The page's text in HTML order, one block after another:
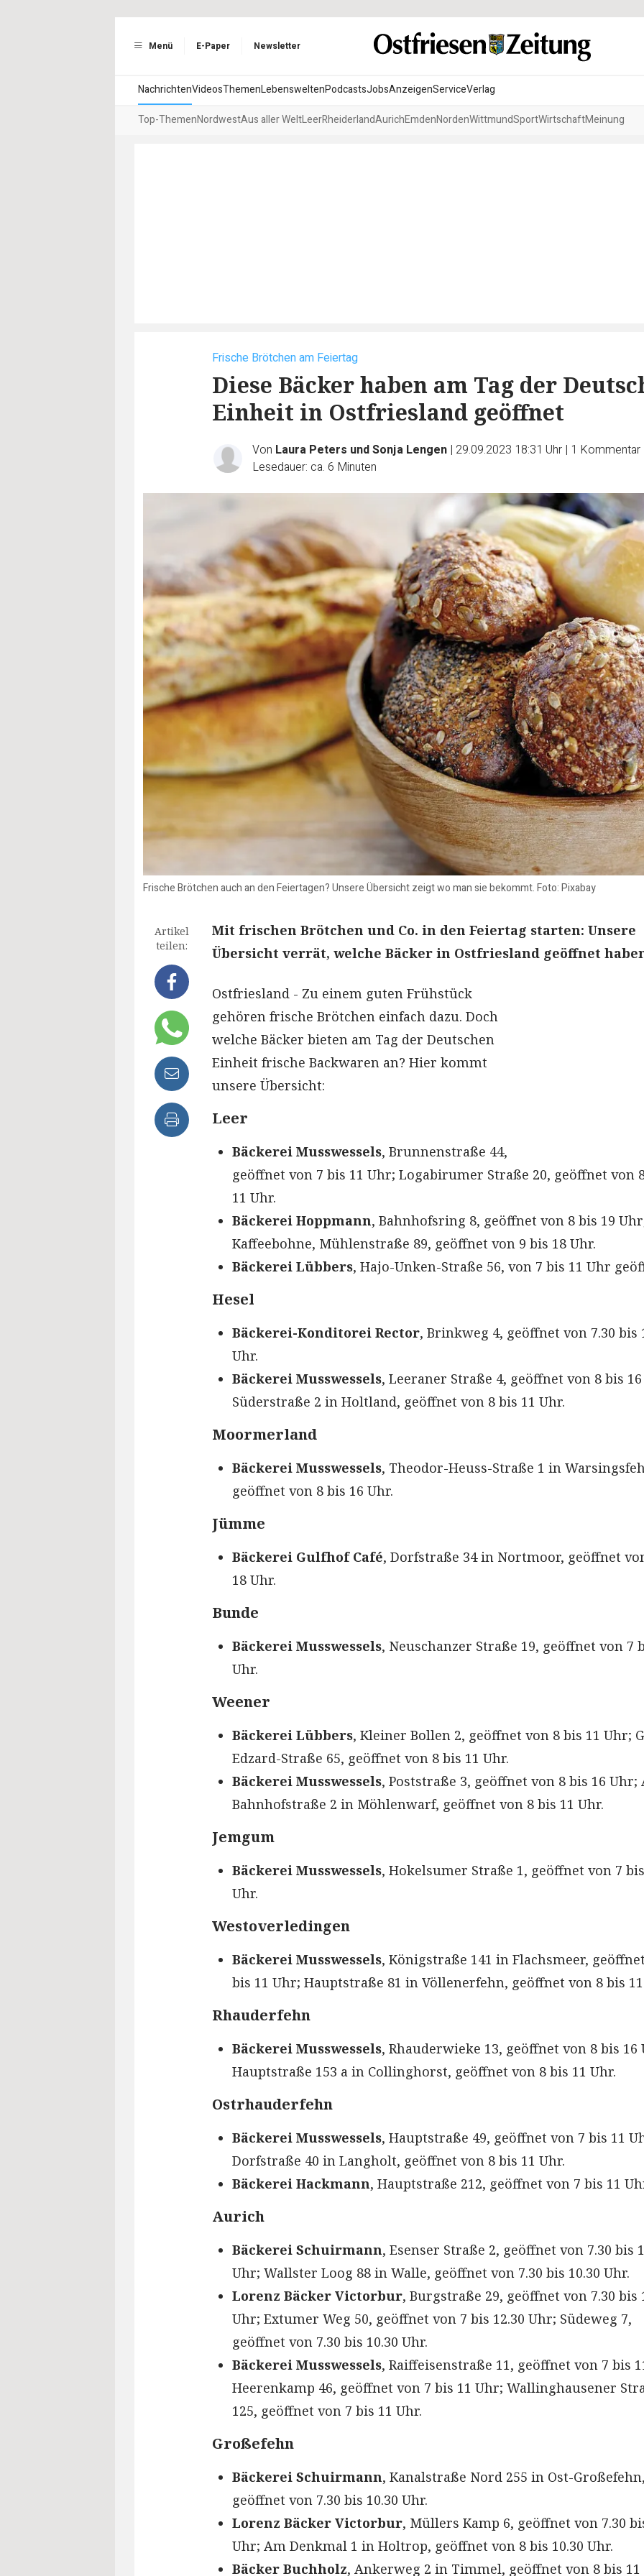
Menü E-Paper Newsletter
NachrichtenVideosThemenLebensweltenPodcastsJobsAnzeigenServiceVerlag
Top-ThemenNordwestAus aller WeltLeerRheiderlandAurichEmdenNordenWittmundSportWirtschaftMeinung
Frische Brötchen am Feiertag
Diese Bäcker haben am Tag der
Einheit in Ostfriesland geöffnet
Von Laura Peters und Sonja Lengen | 29.09.2023 18:31 Uhr | 1 Kommentar
Lesedauer: ca. 6 Minuten
Frische Brötchen auch an den Feiertagen? Unsere Übersicht zeigt wo man sie bekommt. Foto: Pixabay
Artikel
teilen:
Mit frischen Brötchen und Co. in den Feiertag starten: Unsere
Übersicht verrät, welche Bäcker in Ostfriesland geöffnet
Ostfriesland - Zu einem guten Frühstück
gehören frische Brötchen einfach dazu. Doch
welche Bäcker bieten am Tag der Deutschen
Einheit frische Backwaren an? Hier kommt
unsere Übersicht:
Leer
Bäckerei Musswessels, Brunnenstraße 44,
geöffnet von 7 bis 11 Uhr; Logabirumer Straße 20, geöffnet von
11 Uhr.
Bäckerei Hoppmann, Bahnhofsring 8, geöffnet von 8 bis 19
Kaffeebohne, Mühlenstraße 89, geöffnet von 9 bis 18 Uhr.
Bäckerei Lübbers, Hajo-Unken-Straße 56, von 7 bis 11 Uhr
Hesel
Bäckerei-Konditorei Rector, Brinkweg 4, geöffnet von 7.30 bis
Uhr.
Bäckerei Musswessels, Leeraner Straße 4, geöffnet von 8 bis
Süderstraße 2 in Holtland, geöffnet von 8 bis 11 Uhr.
Moormerland
Bäckerei Musswessels, Theodor-Heuss-Straße 1 in
geöffnet von 8 bis 16 Uhr.
Jümme
Bäckerei Gulfhof Café, Dorfstraße 34 in Nortmoor, geöffnet
18 Uhr.
Bunde
Bäckerei Musswessels, Neuschanzer Straße 19, geöffnet von 7
Uhr.
Weener
Bäckerei Lübbers, Kleiner Bollen 2, geöffnet von 8 bis 11 Uhr;
Edzard-Straße 65, geöffnet von 8 bis 11 Uhr.
Bäckerei Musswessels, Poststraße 3, geöffnet von 8 bis 16 Uhr;
Bahnhofstraße 2 in Möhlenwarf, geöffnet von 8 bis 11 Uhr.
Jemgum
Bäckerei Musswessels, Hokelsumer Straße 1, geöffnet von 7
Uhr.
Westoverledingen
Bäckerei Musswessels, Königstraße 141 in Flachsmeer,
bis 11 Uhr; Hauptstraße 81 in Völlenerfehn, geöffnet von 8 bis
Rhauderfehn
Bäckerei Musswessels, Rhauderwieke 13, geöffnet von 8 bis 16
Hauptstraße 153 a in Collinghorst, geöffnet von 8 bis 11 Uhr.
Ostrhauderfehn
Bäckerei Musswessels, Hauptstraße 49, geöffnet von 7 bis 11
Dorfstraße 40 in Langholt, geöffnet von 8 bis 11 Uhr.
Bäckerei Hackmann, Hauptstraße 212, geöffnet von 7 bis 11
Aurich
Bäckerei Schuirmann, Esenser Straße 2, geöffnet von 7.30 bis
Uhr; Wallster Loog 88 in Walle, geöffnet von 7.30 bis 10.30 Uhr.
Lorenz Bäcker Victorbur, Burgstraße 29, geöffnet von 7.30 bis
Uhr; Extumer Weg 50, geöffnet von 7 bis 12.30 Uhr; Südeweg 7,
geöffnet von 7.30 bis 10.30 Uhr.
Bäckerei Musswessels, Raiffeisenstraße 11, geöffnet von 7 bis
Heerenkamp 46, geöffnet von 7 bis 11 Uhr; Wallinghausener
125, geöffnet von 7 bis 11 Uhr.
Großefehn
Bäckerei Schuirmann, Kanalstraße Nord 255 in Ost-
geöffnet von 7.30 bis 10.30 Uhr.
Lorenz Bäcker Victorbur, Müllers Kamp 6, geöffnet von 7.30
Uhr; Am Denkmal 1 in Holtrop, geöffnet von 8 bis 10.30 Uhr.
Bäcker Buchholz, Ankerweg 2 in Timmel, geöffnet von 8 bis 11